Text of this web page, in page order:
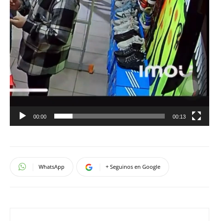
00:00 00:13
WhatsApp + Seguinos en Google